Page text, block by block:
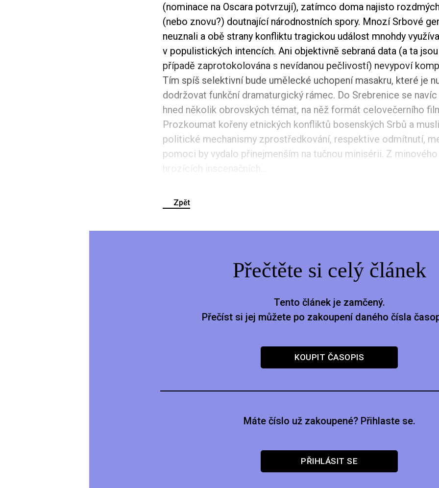
(nominace na Oscara potvrzují), zatímco doma najisto
(nebo znovu?) doutnající národnostních spory. Mnozí Srbové
neuznali a obě strany konfliktu tragickou událost mnohdy
v populistických intencích. Ani objektivně sebraná data (a ta
případě zaprotokolována s nevídanou pečlivostí) nevypoví
Tím spíš selektivní bude umělecké uchopení masakru, které je
dodržovat funkční dramaturgický rámec. Do Srebrenice se
hned několik obrovských témat, na něž formát celovečerního
Prozkoumat kořeny etnických konfliktů bosenských Srbů a
politické mechanismy zprostředkování, respektive odmítnutí,
pomoci by vydalo přinejmenším na tučnou minisérii. Z
hrozících inscenačních...
Zpět
Přečtěte si celý článek
Tento článek je zamčený.
Přečíst si jej můžete po zakoupení daného čísla
KOUPIT ČASOPIS
Máte číslo už zakoupené? Přihlaste se.
PŘIHLÁSIT SE